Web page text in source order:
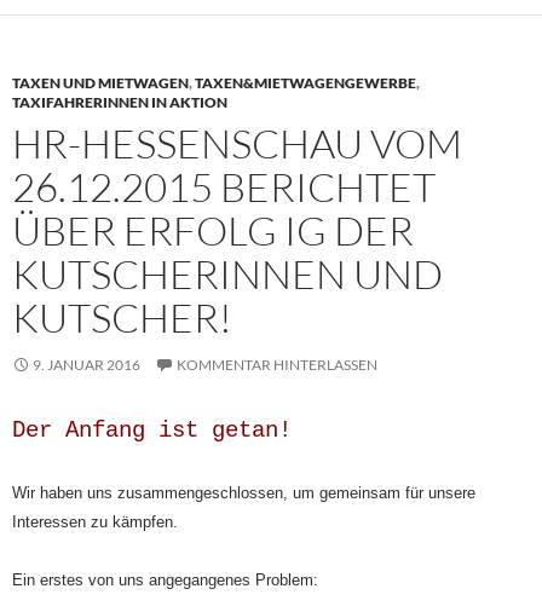
TAXEN UND MIETWAGEN,TAXEN&MIETWAGENGEWERBE,
TAXIFAHRERINNEN IN AKTION
HR-HESSENSCHAU VOM
26.12.2015 BERICHTET
ÜBER ERFOLG IG DER
KUTSCHERINNEN UND
KUTSCHER!
9. JANUAR 2016 KOMMENTAR HINTERLASSEN
Der Anfang ist getan!
Wir haben uns zusammengeschlossen, um gemeinsam für unsere
Interessen zu kämpfen.
Ein erstes von uns angegangenes Problem: